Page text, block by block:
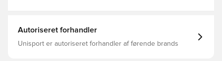
Autoriseret forhandler
Unisport er autoriseret forhandler af førende brands